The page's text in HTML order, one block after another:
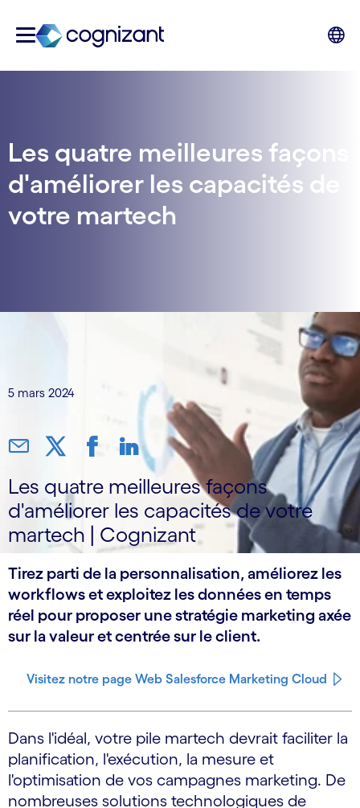
Les quatre meilleures façons
d'améliorer les capacités de
votre martech
5 mars 2024
Les quatre meilleures façons
d'améliorer les capacités de votre
martech | Cognizant
Tirez parti de la personnalisation, améliorez les
workflows et exploitez les données en temps
réel pour proposer une stratégie marketing axée
sur la valeur et centrée sur le client.
Visitez notre page Web Salesforce Marketing Cloud
Dans l'idéal, votre pile martech devrait faciliter la
planification, l'exécution, la mesure et
l'optimisation de vos campagnes marketing. De
nombreuses solutions technologiques de